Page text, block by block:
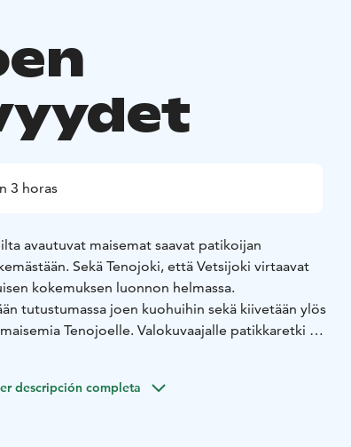
3 horas
avautuvat maisemat saavat patikoijan
Sekä Tenojoki, että Vetsijoki virtaavat
kokemuksen luonnon helmassa.
tutustumassa joen kuohuihin sekä kiivetään ylös
Tenojoelle. Valokuvaajalle patikkaretki on
aikana retki tehdään lumikengillä.
descripción completa